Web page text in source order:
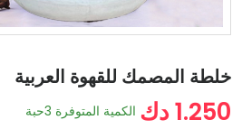
خلطة المصمك للقهوة العربية
1.250 دك الكمية المتوفرة 3حبة